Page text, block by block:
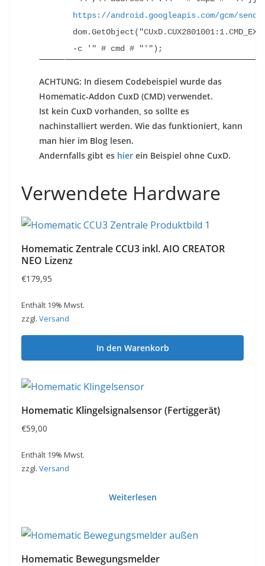
https://android.googleapis.com/gcm/send
-c '" # cmd # "'");
ACHTUNG: In diesem Codebeispiel wurde das
Homematic-Addon CuxD (CMD) verwendet.
Ist kein CuxD vorhanden, so sollte es
nachinstalliert werden. Wie das funktioniert, kann
man hier im Blog lesen.
Andernfalls gibt es hier ein Beispiel ohne CuxD.
Verwendete Hardware
Homematic Zentrale CCU3 inkl. AIO CREATOR
NEO Lizenz
€179,95
Enthält 19% Mwst.
zzgl. Versand
In den Warenkorb
Homematic Klingelsignalsensor (Fertiggerät)
€59,00
Enthält 19% Mwst.
zzgl. Versand
Weiterlesen
Homematic Bewegungsmelder